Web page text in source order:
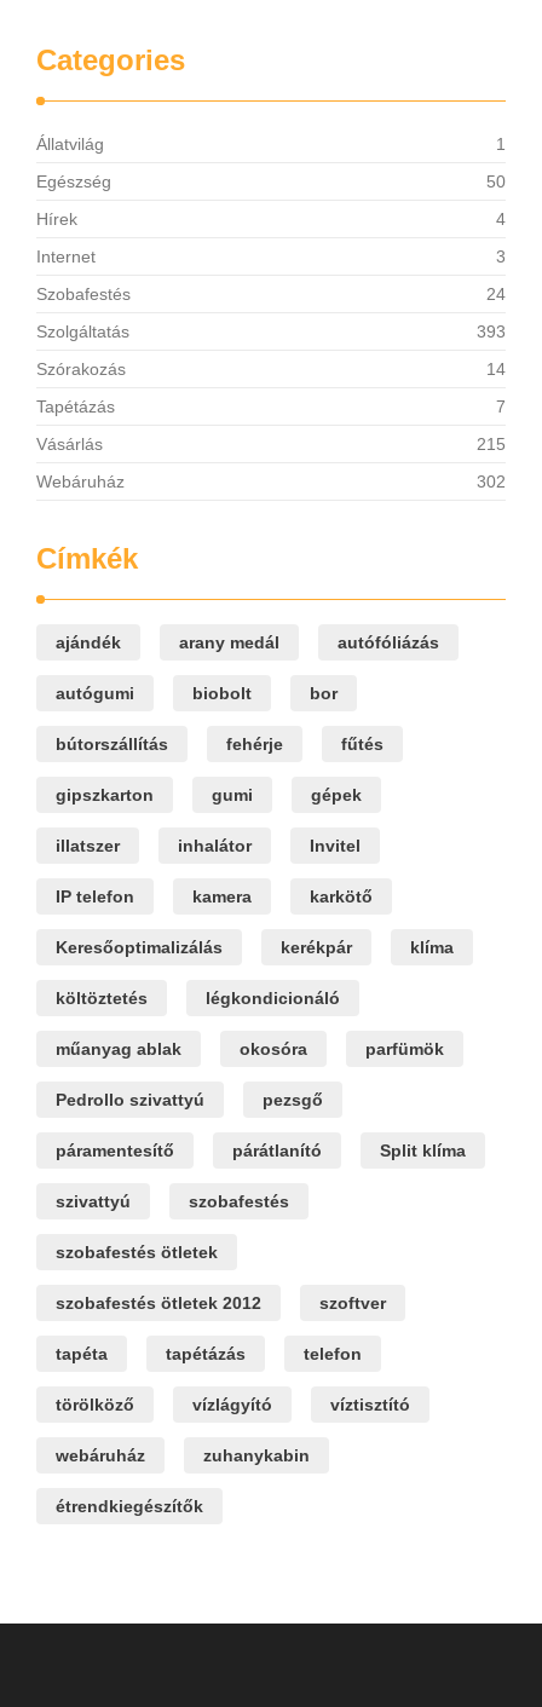
Categories
Állatvilág
1
Egészség
50
Hírek
4
Internet
3
Szobafestés
24
Szolgáltatás
393
Szórakozás
14
Tapétázás
7
Vásárlás
215
Webáruház
302
Címkék
ajándék arany medál autófóliázás
autógumi biobolt bor
bútorszállítás fehérje fűtés
gipszkarton gumi gépek
illatszer inhalátor Invitel
IP telefon kamera karkötő
Keresőoptimalizálás kerékpár klíma
költöztetés légkondicionáló
műanyag ablak okosóra parfümök
Pedrollo szivattyú pezsgő
páramentesítő párátlanító Split klíma
szivattyú szobafestés
szobafestés ötletek
szobafestés ötletek 2012 szoftver
tapéta tapétázás telefon
törölköző vízlágyító víztisztító
webáruház zuhanykabin
étrendkiegészítők